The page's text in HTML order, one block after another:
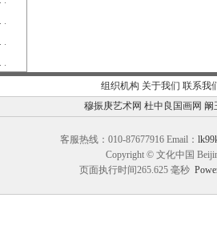
组织机构 关于我们 联系我
穆振庚艺术网 杜中良国画网 阚
客服热线：010-87677916 Email：
Copyright © 文化中国
页面执行时间265.625 毫秒